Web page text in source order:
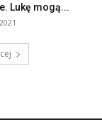
Lukę mogą...